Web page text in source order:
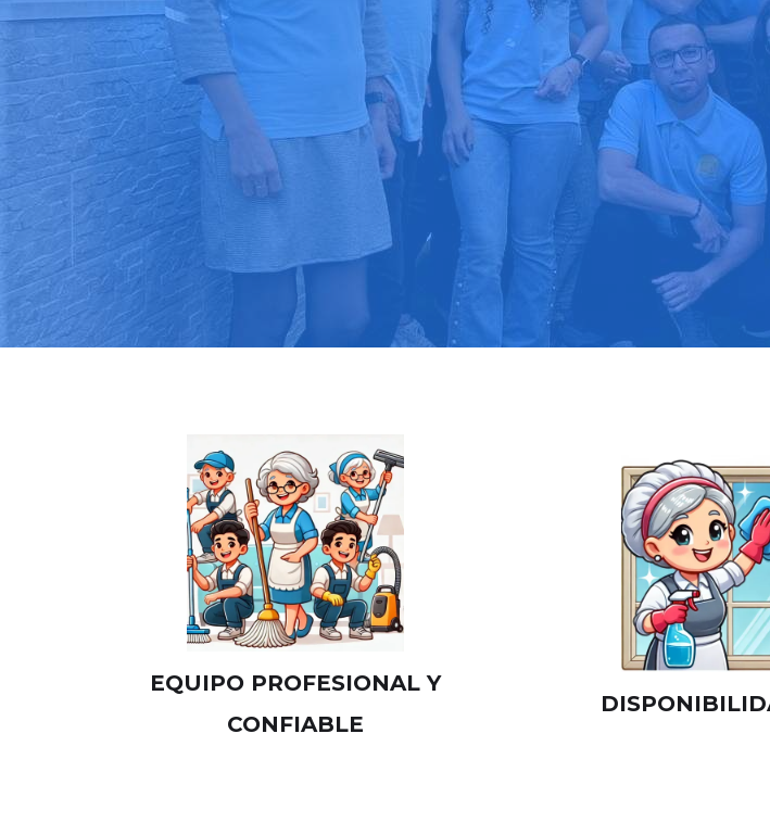
Pide tu presupuesto gratis
Más de 1000 clientes confían
EQUIPO PROFESIONAL Y
CONFIABLE